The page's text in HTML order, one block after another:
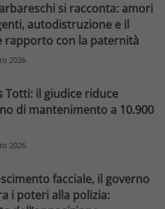
si racconta: amori
autodistruzione e il
rapporto con la paternità
2026
Totti: il giudice riduce
di mantenimento a 10.900
2026
facciale, il governo
i poteri alla polizia: